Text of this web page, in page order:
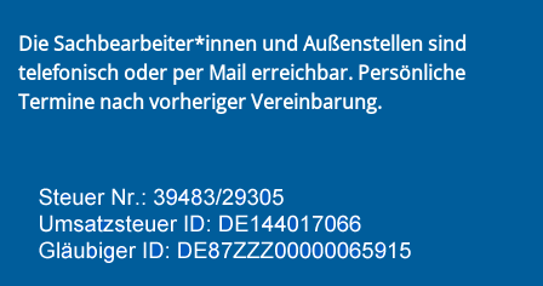
Die Sachbearbeiter*innen und Außenstellen sind
telefonisch oder per Mail erreichbar. Persönliche
Termine nach vorheriger Vereinbarung.